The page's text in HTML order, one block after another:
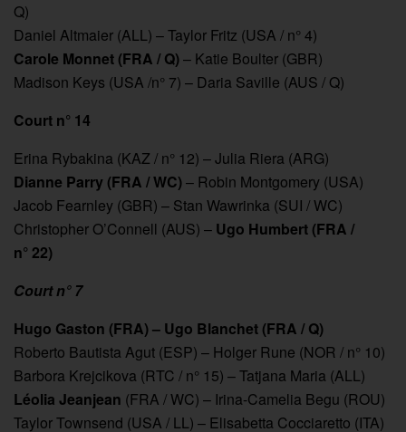
Q)
Daniel Altmaier (ALL) – Taylor Fritz (USA / n° 4)
Carole Monnet (FRA / Q)– Katie Boulter (GBR)
Madison Keys (USA /n° 7) – Daria Saville (AUS / Q)
Court n° 14
Erina Rybakina (KAZ / n° 12) – Julia Riera (ARG)
Dianne Parry (FRA / WC)– Robin Montgomery (USA)
Jacob Fearnley (GBR) – Stan Wawrinka (SUI / WC)
Christopher O’Connell (AUS) – Ugo Humbert (FRA /
n° 22)
Court n° 7
Hugo Gaston (FRA) – Ugo Blanchet (FRA / Q)
Roberto Bautista Agut (ESP) – Holger Rune (NOR / n° 10)
Barbora Krejcikova (RTC / n° 15) – Tatjana Maria (ALL)
Léolia Jeanjean (FRA / WC) – Irina-Camelia Begu (ROU)
Taylor Townsend (USA / LL) – Elisabetta Cocciaretto (ITA)